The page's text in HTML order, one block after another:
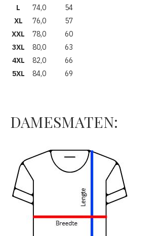
L
74,0
54
XL
76,0
57
XXL
78,0
60
3XL
80,0
63
4XL
82,0
66
5XL
84,0 69
DAMESMATEN: